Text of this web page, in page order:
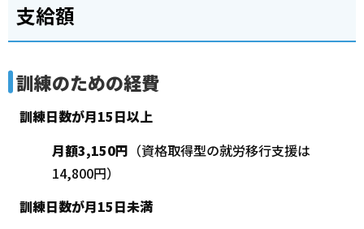
支給額
訓練のための経費
訓練日数が月15日以上
月額3,150円 （資格取得型の就労移行支援は
14,800円）
訓練日数が月15日未満